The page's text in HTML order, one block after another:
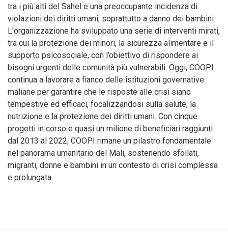
tra i più alti del Sahel e una preoccupante incidenza di
violazioni dei diritti umani, soprattutto a danno dei bambini.
L'organizzazione ha sviluppato una serie di interventi mirati,
tra cui la protezione dei minori, la sicurezza alimentare e il
supporto psicosociale, con l’obiettivo di rispondere ai
bisogni urgenti delle comunità più vulnerabili. Oggi, COOPI
continua a lavorare a fianco delle istituzioni governative
maliane per garantire che le risposte alle crisi siano
tempestive ed efficaci, focalizzandosi sulla salute, la
nutrizione e la protezione dei diritti umani. Con cinque
progetti in corso e quasi un milione di beneficiari raggiunti
dal 2013 al 2022, COOPI rimane un pilastro fondamentale
nel panorama umanitario del Mali, sostenendo sfollati,
migranti, donne e bambini in un contesto di crisi complessa
e prolungata.